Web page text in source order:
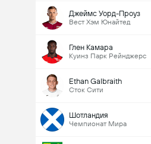
Джеймс Уорд-Проуз
Вест Хэм Юнайтед
Глен Камара
Куинз Парк Рейнджерс
Ethan Galbraith
Сток Сити
Шотландия
Чемпионат Мира